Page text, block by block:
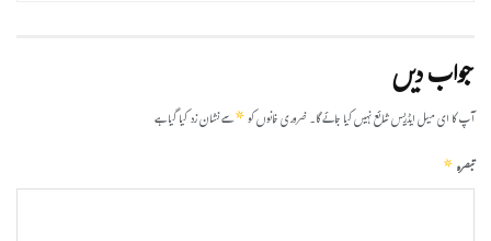
جواب دیں
آپ کا ای میل ایڈریس شائع نہیں کیا جائے گا۔ضروری خانوں کو*سے نشان زد کیا گیا ہے
تبصرہ*